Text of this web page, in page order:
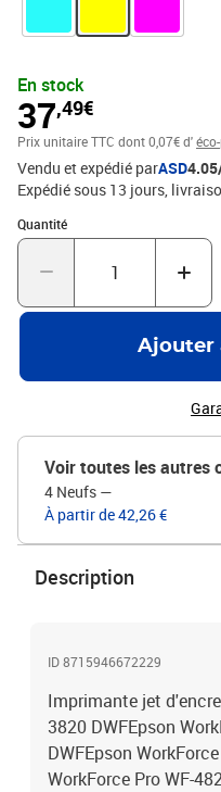
7310 DTWEpson WorkForce
En stock
37,49€
Prix unitaire TTC dont 0,07€ d'
Vendu et expédié parASD
Expédié sous 13 jours
Quantité
Quantité : 1
Ajouter
Voir toutes les autres
4 Neufs —
À partir de 42,26 €
Description
ID 8715946672229
Imprimante jet
3820 DWFEpson
DWFEpson
WorkForce Pro WF-